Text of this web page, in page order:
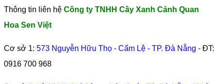
Thông tin liên hệ Công ty TNHH Cây Xanh Cảnh Quan
Hoa Sen Việt
Cơ sở 1: 573 Nguyễn Hữu Thọ - Cẩm Lệ - TP. Đà Nẵng - ĐT:
0916 700 968